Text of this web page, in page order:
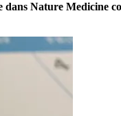
dans Nature Medicine